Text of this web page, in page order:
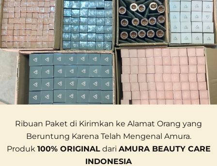
Ribuan Paket di Kirimkan ke Alamat Orang yang
Beruntung Karena Telah Mengenal Amura.
Produk 100% ORIGINALdari AMURA BEAUTY CARE
INDONESIA